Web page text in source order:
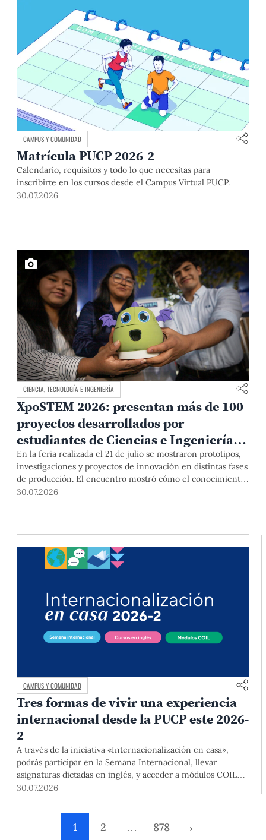
CAMPUS Y COMUNIDAD
Matrícula PUCP 2026-2
Calendario, requisitos y todo lo que necesitas para
inscribirte en los cursos desde el Campus Virtual PUCP.
30.07.2026
CIENCIA, TECNOLOGÍA E INGENIERÍA
XpoSTEM 2026: presentan más de 100
proyectos desarrollados por
estudiantes de Ciencias e Ingeniería
PUCP orientados a atender
necesidades del país
En la feria realizada el 21 de julio se mostraron prototipos,
investigaciones y proyectos de innovación en distintas fases
de producción. El encuentro mostró cómo el conocimiento
adquirido en las aulas puede responder a desafíos concretos
30.07.2026
CAMPUS Y COMUNIDAD
Tres formas de vivir una experiencia
internacional desde la PUCP este 2026-
2
A través de la iniciativa «Internacionalización en casa»,
podrás participar en la Semana Internacional, llevar
asignaturas dictadas en inglés, y acceder a módulos COIL
junto con estudiantes y docentes de universidades
mediante el Campus Virtual, durante la Matrícula 2026-2.
30.07.2026
1 2 … 878 ›